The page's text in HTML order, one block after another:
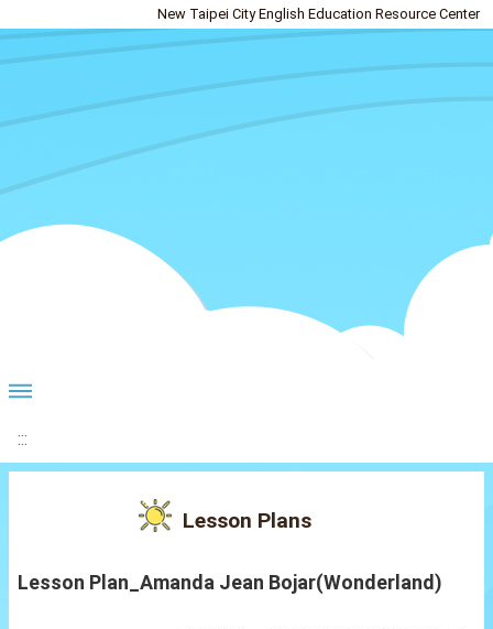
New Taipei City English Education Resource Center
:::
Lesson Plans
Lesson Plan_Amanda Jean Bojar(Wonderland)